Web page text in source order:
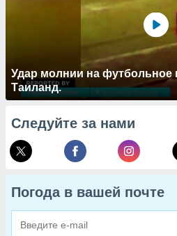
Удар молнии на футбольное
Таиланд.
Следуйте за нами
Погода в вашей почте